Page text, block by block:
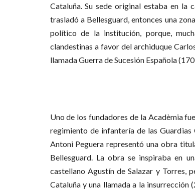
Cataluña. Su sede original estaba en la
trasladó a Bellesguard, entonces una
político de la institución, porque,
clandestinas a favor del archiduque
llamada Guerra de Sucesión Española
Uno de los fundadores de la Acadèmia
regimiento de infantería de las
Antoni Peguera representó una obra
Bellesguard. La obra se inspiraba en
castellano Agustín de Salazar y Torres,
Cataluña y una llamada a la